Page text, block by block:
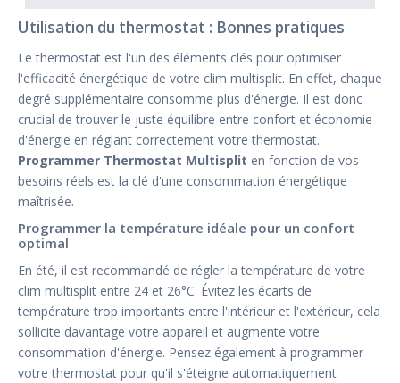
Utilisation du thermostat : Bonnes pratiques
Le thermostat est l'un des éléments clés pour optimiser
l'efficacité énergétique de votre clim multisplit. En effet, chaque
degré supplémentaire consomme plus d'énergie. Il est donc
crucial de trouver le juste équilibre entre confort et économie
d'énergie en réglant correctement votre thermostat.
Programmer Thermostat Multisplit en fonction de vos
besoins réels est la clé d'une consommation énergétique
maîtrisée.
Programmer la température idéale pour un confort
optimal
En été, il est recommandé de régler la température de votre
clim multisplit entre 24 et 26°C. Évitez les écarts de
température trop importants entre l'intérieur et l'extérieur, cela
sollicite davantage votre appareil et augmente votre
consommation d'énergie. Pensez également à programmer
votre thermostat pour qu'il s'éteigne automatiquement